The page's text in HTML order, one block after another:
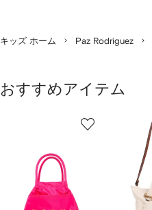
キッズ ホーム Paz Rodriguez
おすすめアイテム